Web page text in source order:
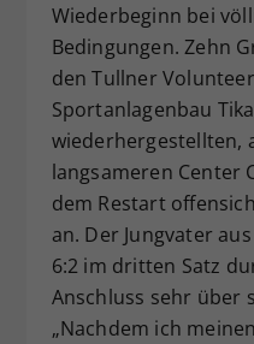
Wiederbeginn bei
Bedingungen. Zehn
den Tullner
Sportanlagenbau
wiederhergestellten,
langsameren Center
dem Restart
an. Der Jungvater
6:2 im dritten Satz
Anschluss sehr über
„Nachdem ich